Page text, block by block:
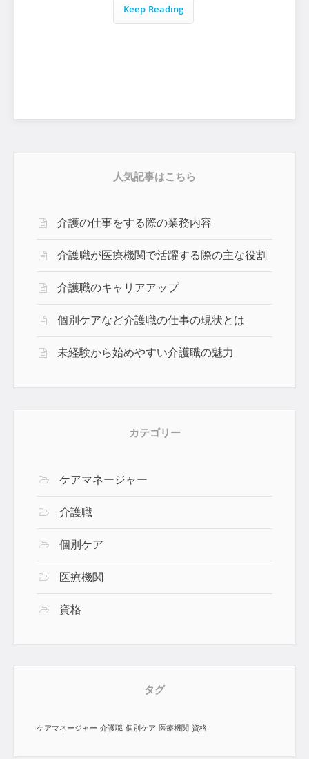
Keep Reading
人気記事はこちら
介護の仕事をする際の業務内容
介護職が医療機関で活躍する際の主な役割
介護職のキャリアアップ
個別ケアなど介護職の仕事の現状とは
未経験から始めやすい介護職の魅力
カテゴリー
ケアマネージャー
介護職
個別ケア
医療機関
資格
タグ
ケアマネージャー 介護職 個別ケア 医療機関 資格